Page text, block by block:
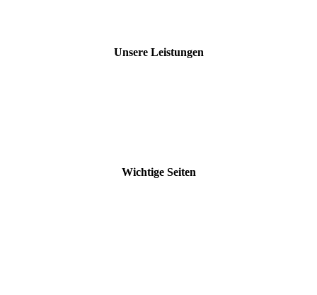
Unsere Leistungen
Wichtige Seiten